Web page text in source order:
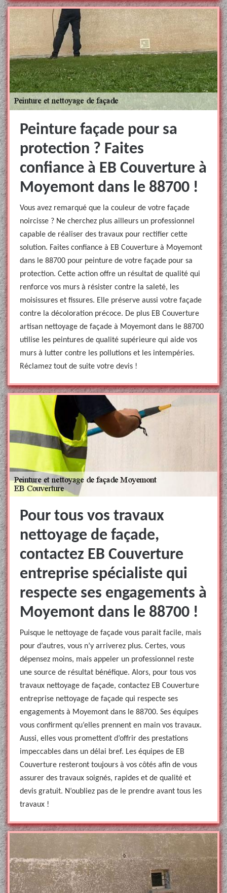
Peinture façade pour sa
protection ? Faites
confiance à EB Couverture à
Moyemont dans le 88700 !
Vous avez remarqué que la couleur de votre façade
noircisse ? Ne cherchez plus ailleurs un professionnel
capable de réaliser des travaux pour rectifier cette
solution. Faites confiance à EB Couverture à Moyemont
dans le 88700 pour peinture de votre façade pour sa
protection. Cette action offre un résultat de qualité qui
renforce vos murs à résister contre la saleté, les
moisissures et fissures. Elle préserve aussi votre façade
contre la décoloration précoce. De plus EB Couverture
artisan nettoyage de façade à Moyemont dans le 88700
utilise les peintures de qualité supérieure qui aide vos
murs à lutter contre les pollutions et les intempéries.
Réclamez tout de suite votre devis !
Pour tous vos travaux
nettoyage de façade,
contactez EB Couverture
entreprise spécialiste qui
respecte ses engagements à
Moyemont dans le 88700 !
Puisque le nettoyage de façade vous parait facile, mais
pour d’autres, vous n’y arriverez plus. Certes, vous
dépensez moins, mais appeler un professionnel reste
une source de résultat bénéfique. Alors, pour tous vos
travaux nettoyage de façade, contactez EB Couverture
entreprise nettoyage de façade qui respecte ses
engagements à Moyemont dans le 88700. Ses équipes
vous confirment qu’elles prennent en main vos travaux.
Aussi, elles vous promettent d’offrir des prestations
impeccables dans un délai bref. Les équipes de EB
Couverture resteront toujours à vos côtés afin de vous
assurer des travaux soignés, rapides et de qualité et
devis gratuit. N’oubliez pas de le prendre avant tous les
travaux !